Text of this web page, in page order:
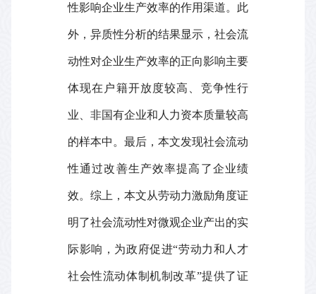
性影响企业生产效率的作用渠道。此
外，异质性分析的结果显示，社会流
动性对企业生产效率的正向影响主要
体现在户籍开放度较高、竞争性行
业、非国有企业和人力资本质量较高
的样本中。最后，本文发现社会流动
性通过改善生产效率提高了企业绩
效。综上，本文从劳动力激励角度证
明了社会流动性对微观企业产出的实
际影响，为政府促进“劳动力和人才
社会性流动体制机制改革”提供了证